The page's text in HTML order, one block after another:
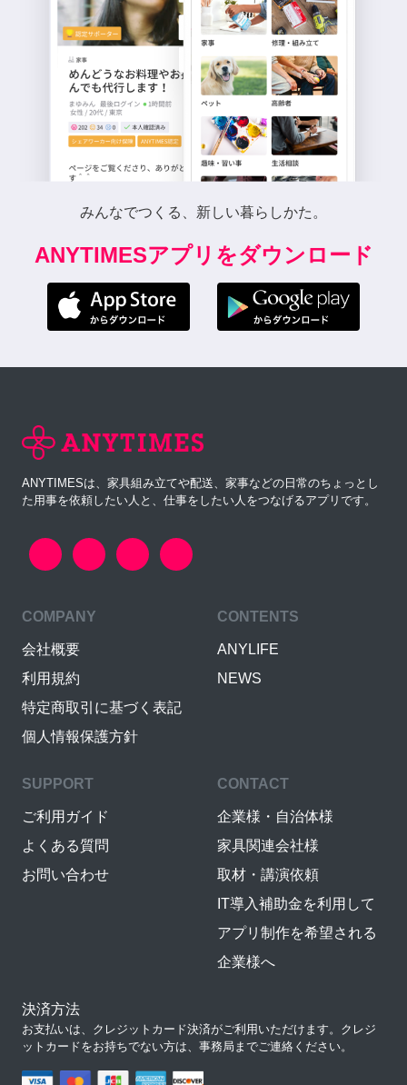
みんなでつくる、新しい暮らしかた。
ANYTIMESアプリをダウンロード
ANYTIMESは、家具組み立てや配送、家事などの日常のちょっとし
た用事を依頼したい人と、仕事をしたい人をつなげるアプリです。
COMPANY
会社概要
利用規約
特定商取引に基づく表記
個人情報保護方針
CONTENTS
ANYLIFE
NEWS
SUPPORT
ご利用ガイド
よくある質問
お問い合わせ
CONTACT
企業様・自治体様
家具関連会社様
取材・講演依頼
IT導入補助金を利用して
アプリ制作を希望される
企業様へ
決済方法
お支払いは、クレジットカード決済がご利用いただけます。クレジ
ットカードをお持ちでない方は、事務局までご連絡ください。